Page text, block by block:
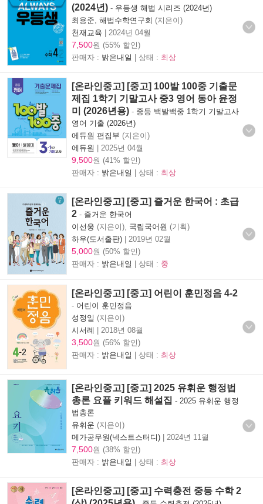
(2024년) - 우등생 해법 시리즈 (2024년)
최용준 해법수학연구회 (지은이)
천재교육 | 2024년 04월
7,500원 (55% 할인)
판매자 : 밝은내일 | 상태 : 최상
[온라인중고] [중고] 100발 100중 기출문
제집 1학기 기말고사 중3 영어 동아 윤정
미 (2026년용) - 중등 백발백중 1학기 기말고사
영어 기출 (2026년)
에듀원 편집부 (지은이)
에듀원 | 2025년 04월
9,500원 (41% 할인)
판매자 : 밝은내일 | 상태 : 최상
[온라인중고] [중고] 즐거운 한국어 : 초급
2 - 즐거운 한국어
이선웅 (지은이), 국립국어원 (기획)
하우(도서출판) | 2019년 02월
5,000원 (50% 할인)
판매자 : 밝은내일 | 상태 : 중
[온라인중고] [중고] 어린이 훈민정음 4-2
- 어린이 훈민정음
성정일 (지은이)
시서례 | 2018년 08월
3,500원 (56% 할인)
판매자 : 밝은내일 | 상태 : 최상
[온라인중고] [중고] 2025 유휘운 행정법
총론 요플 키워드 해설집 - 2025 유휘운 행정
법총론
유휘운 (지은이)
메가공무원(넥스트스터디) | 2024년 11월
7,500원 (38% 할인)
판매자 : 밝은내일 | 상태 : 최상
[온라인중고] [중고] 수력충전 중등 수학 2